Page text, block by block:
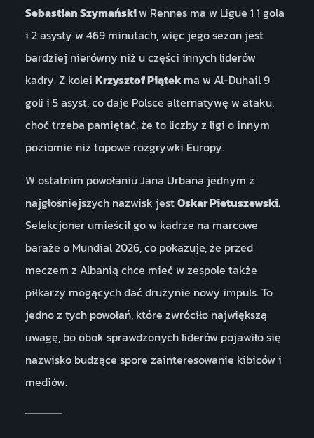
Sebastian Szymańskiw Rennes ma w Ligue 1 1 gola
i 2 asysty w 469 minutach, więc jego sezon jest
bardziej nierówny niż u części innych liderów
kadry. Z kolei Krzysztof Piątek ma w Al-Duhail 9
goli i 5 asyst, co daje Polsce alternatywę w ataku,
choć trzeba pamiętać, że to liczby z ligi o innym
poziomie niż topowe rozgrywki Europy.
W ostatnim powołaniu Jana Urbana jednym z
najgłośniejszych nazwisk jestOskar Pietuszewski.
Selekcjoner umieścił go w kadrze na marcowe
baraże o Mundial 2026, co pokazuje, że przed
meczem z Albanią chce mieć w zespole także
piłkarzy mogących dać drużynie nowy impuls. To
jedno z tych powołań, które zwróciło największą
uwagę, bo obok sprawdzonych liderów pojawiło się
nazwisko budzące spore zainteresowanie kibiców i
mediów.